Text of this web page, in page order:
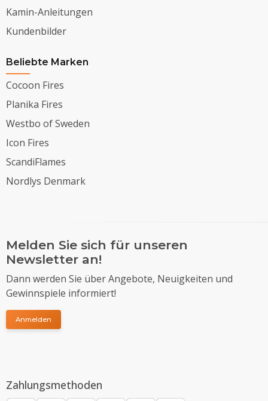
Kamin-Anleitungen
Kundenbilder
Beliebte Marken
Cocoon Fires
Planika Fires
Westbo of Sweden
Icon Fires
ScandiFlames
Nordlys Denmark
Melden Sie sich für unseren
Newsletter an!
Dann werden Sie über Angebote, Neuigkeiten und
Gewinnspiele informiert!
Anmelden
Zahlungsmethoden